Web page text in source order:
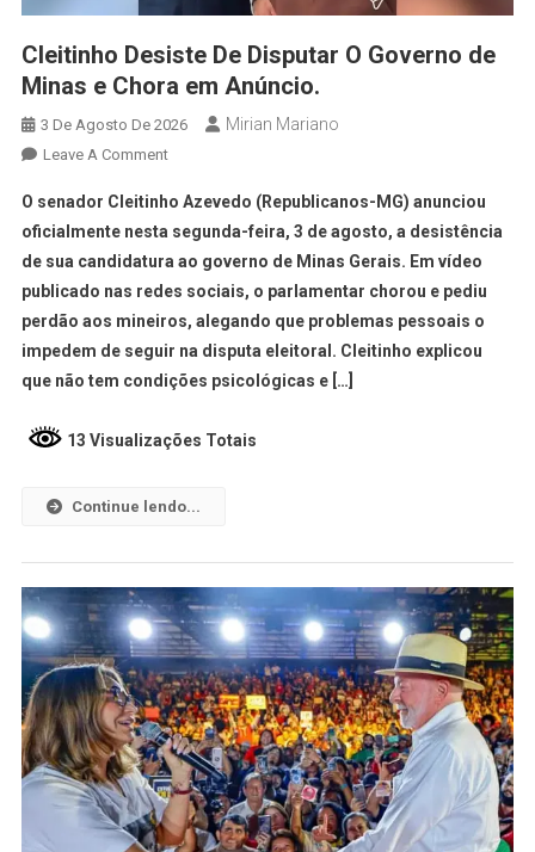
Cleitinho Desiste De Disputar O Governo de
Minas e Chora em Anúncio.
3 De Agosto De 2026 Mirian Mariano
Leave A Comment
O senador Cleitinho Azevedo (Republicanos-MG) anunciou
oficialmente nesta segunda-feira, 3 de agosto, a desistência
de sua candidatura ao governo de Minas Gerais. Em vídeo
publicado nas redes sociais, o parlamentar chorou e pediu
perdão aos mineiros, alegando que problemas pessoais o
impedem de seguir na disputa eleitoral. Cleitinho explicou
que não tem condições psicológicas e […]
13 Visualizações Totais
Continue lendo...